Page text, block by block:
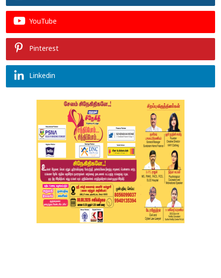
YouTube
Pinterest
Linkedin